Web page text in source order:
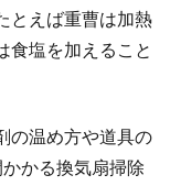
とえば重曹は加熱
食塩を加えること
の温め方や道具の
かる換気扇掃除